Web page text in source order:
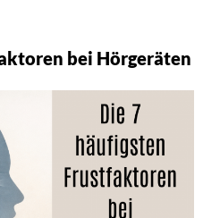
bei Hörgeräten